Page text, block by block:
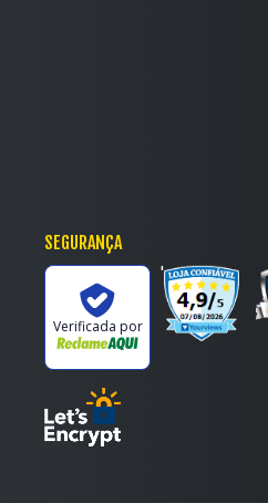
SEGURANÇA
Verificada por
'